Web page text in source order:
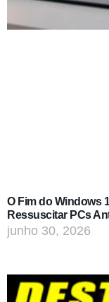
O Fim do Windows
Ressuscitar PCs
junho 30, 2026